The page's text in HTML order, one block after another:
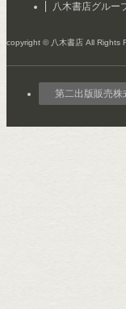
八木書店グルー
copyright © 八木書店 All Rights
第二出版販売株